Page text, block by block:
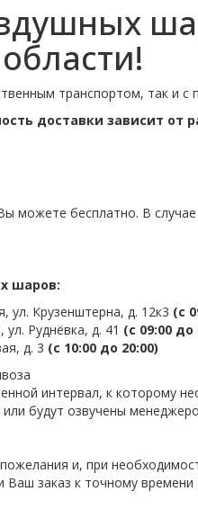
транспортом, так и
доставки зависит от
можете бесплатно. В
шаров:
ул. Крузенштерна, д. 12к3 (с
Руднёвка, д. 41 (с 09:00 до
д. 3 (с 10:00 до 20:00)
интервал, к которому
будут озвучены
и, при
Ваш заказ к точному времени